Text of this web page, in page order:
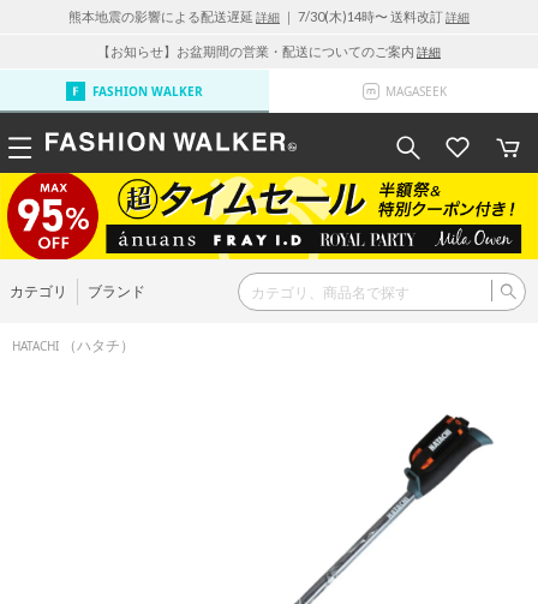
熊本地震の影響による配送遅延 詳細 ｜ 7/30(木)14時〜 送料改訂詳細
【お知らせ】お盆期間の営業・配送についてのご案内 詳細
FASHION WALKER MAGASEEK
カテゴリ ブランド
HATACHI （ハタチ）